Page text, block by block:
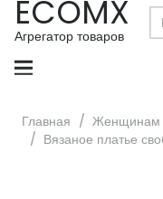
ECOMX
Агрегатор товаров
Главная / Женщинам
/ Вязаное платье